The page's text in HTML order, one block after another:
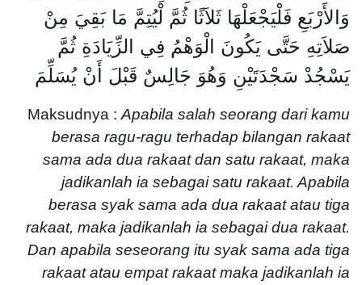
وَالأَرْبَعِ فَلْيَجْعَلْهَا ثَلاَثًا ثُمَّ لْيُتِمَّ مَا بَقِيَ مِنْ
صَلاَتِهِ حَتَّى يَكُونَ الْوَهْمُ فِي الزِّيَادَةِ ثُمَّ
يَسْجُدْ سَجْدَتَيْنِ وَهُوَ جَالِسٌ قَبْلَ أَنْ يُسَلِّمَ
Maksudnya : Apabila salah seorang dari kamu
berasa ragu-ragu terhadap bilangan rakaat
sama ada dua rakaat dan satu rakaat, maka
jadikanlah ia sebagai satu rakaat. Apabila
berasa syak sama ada dua rakaat atau tiga
rakaat, maka jadikanlah ia sebagai dua rakaat.
Dan apabila seseorang itu syak sama ada tiga
rakaat atau empat rakaat maka jadikanlah ia